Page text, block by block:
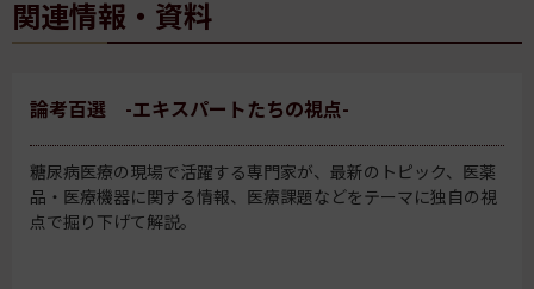
関連情報・資料
論考百選 -エキスパートたちの視点-
糖尿病医療の現場で活躍する専門家が、最新のトピック、医薬
品・医療機器に関する情報、医療課題などをテーマに独自の視
点で掘り下げて解説。